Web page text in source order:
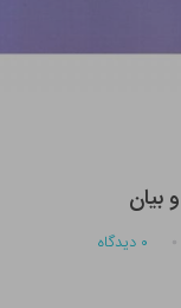
بیان
۰ دیدگاه